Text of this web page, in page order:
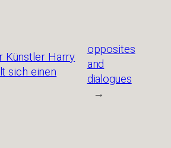
Künstler Harry
sich einen
opposites
and
dialogues
→